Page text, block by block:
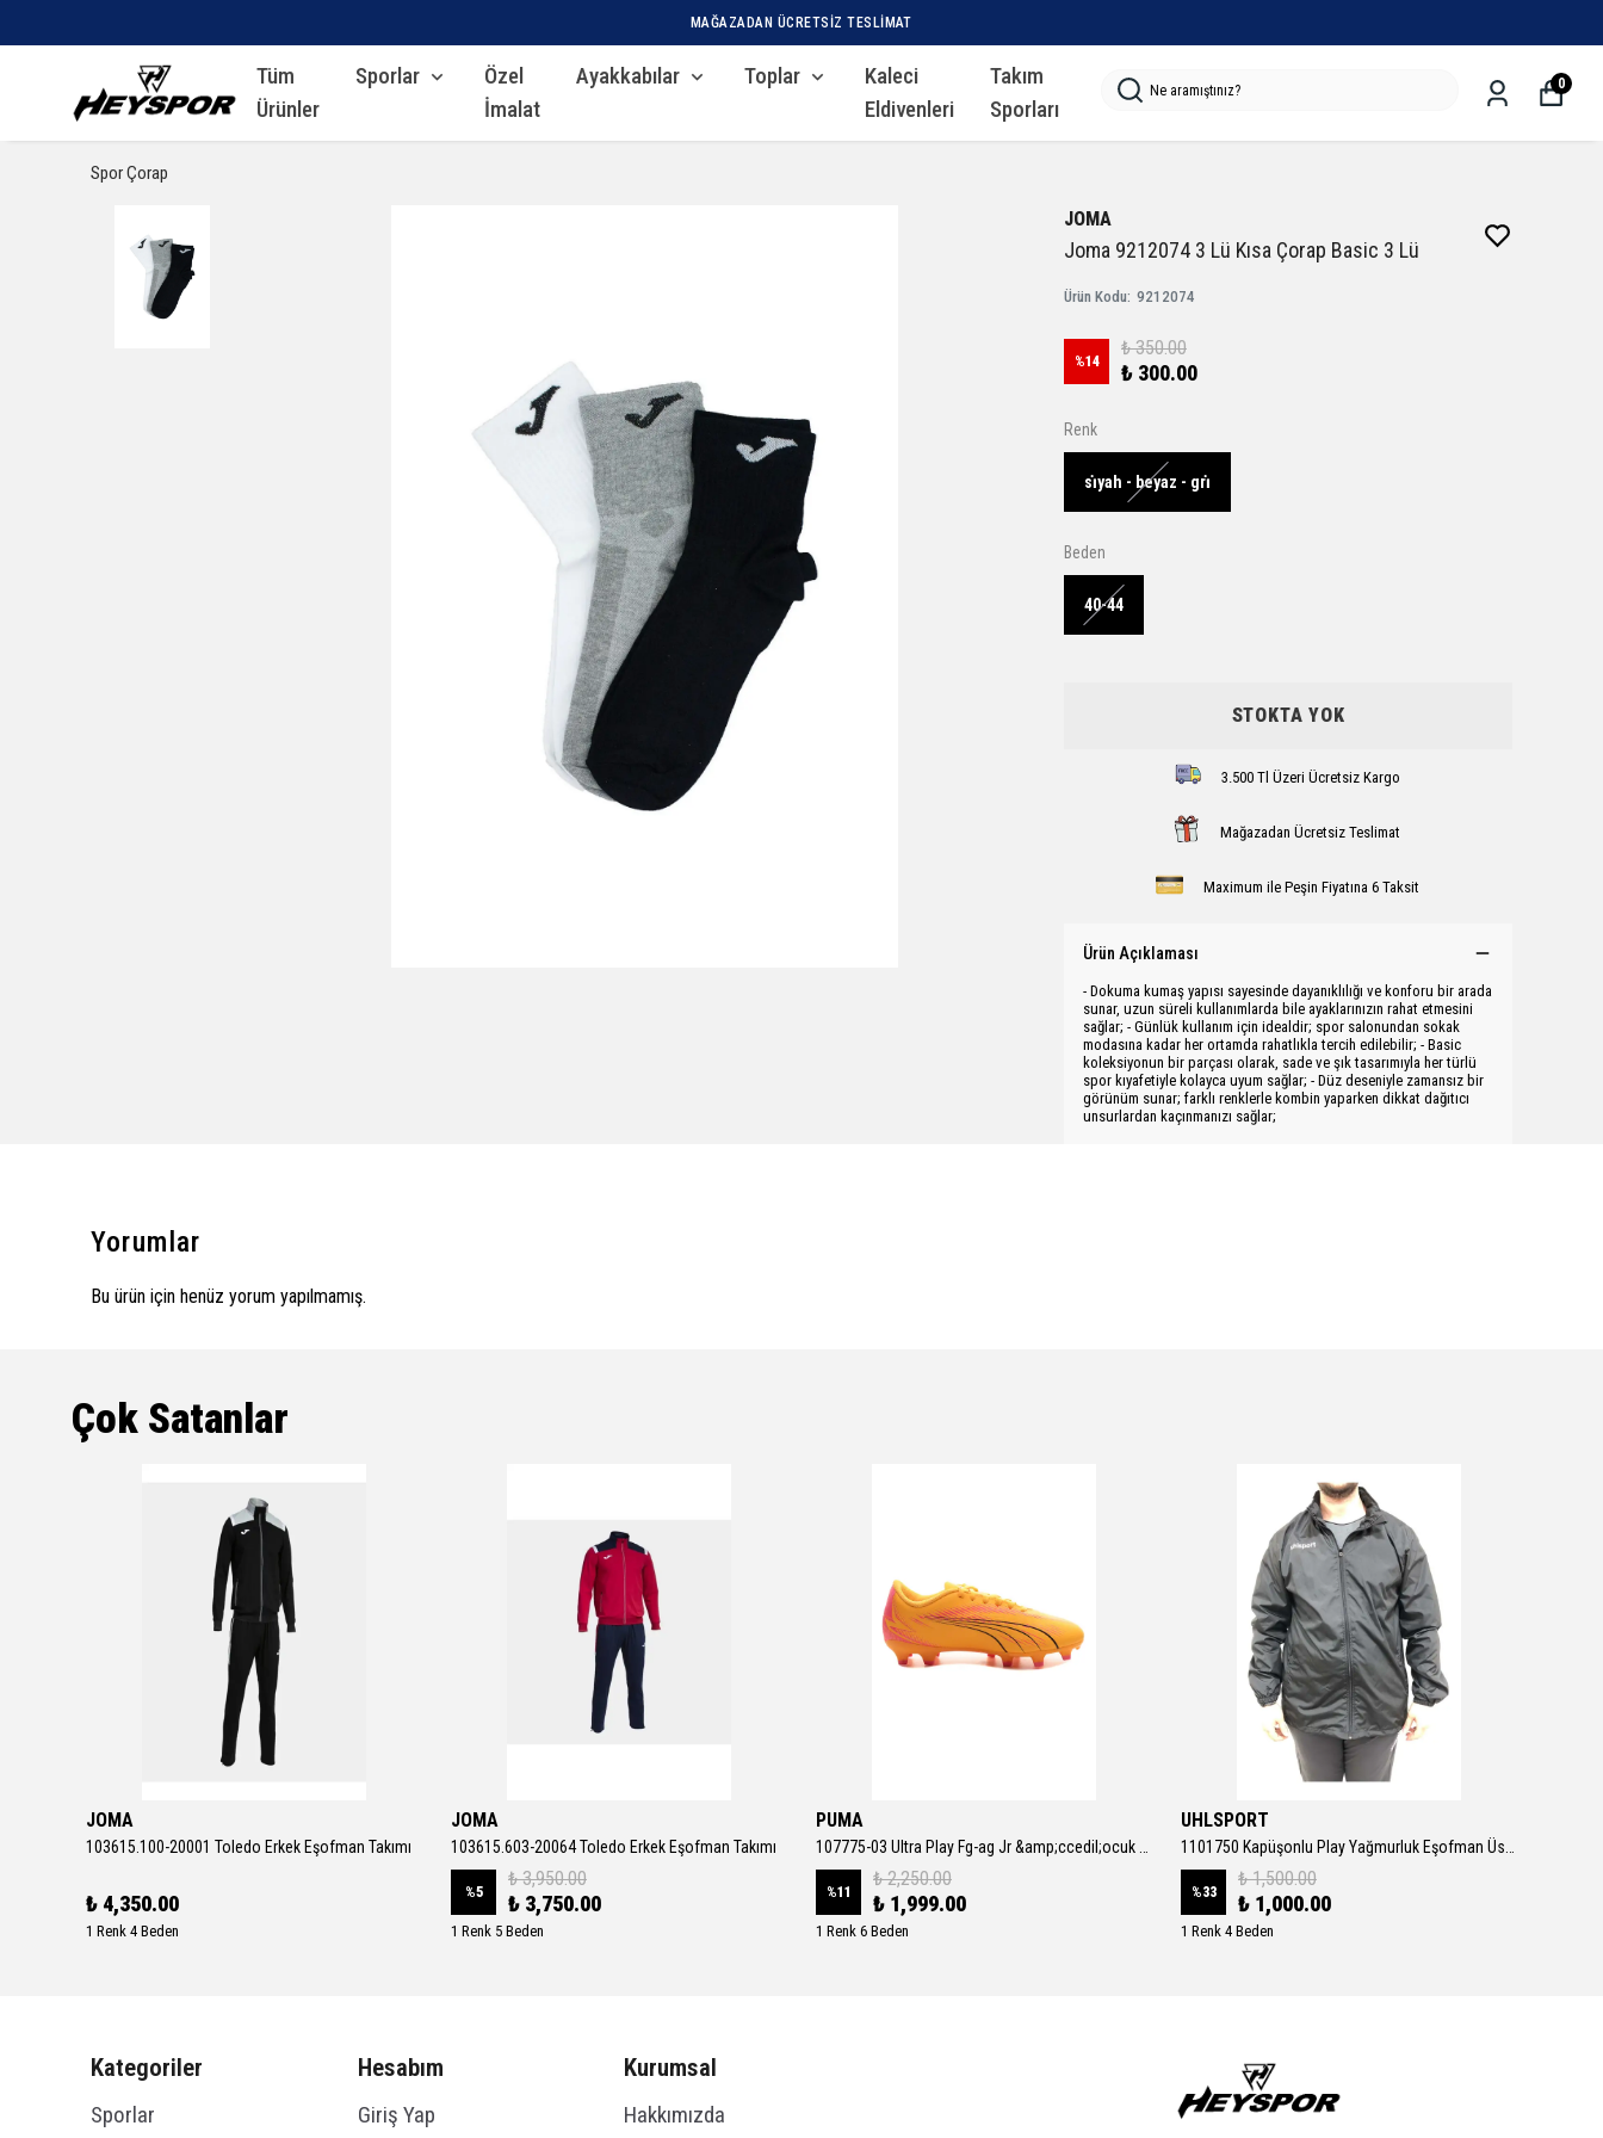
MAĞAZADAN ÜCRETSIZ TESLIMAT
Tüm
Ürünler
Sporlar
Özel
İmalat
Ayakkabılar Toplar
Kaleci
Eldivenleri
Takım
Sporları
0
Spor Çorap
JOMA
Joma 9212074 3 Lü Kısa Çorap Basic 3 Lü
Ürün Kodu: 9212074
%14
₺ 350.00
₺ 300.00
Renk
si̇yah - beyaz - gri̇
Beden
40-44
STOKTA YOK
3.500 Tl Üzeri Ücretsiz Kargo
Mağazadan Ücretsiz Teslimat
Maximum ile Peşin Fiyatına 6 Taksit
Ürün Açıklaması
- Dokuma kumaş yapısı sayesinde dayanıklılığı ve konforu bir arada
sunar, uzun süreli kullanımlarda bile ayaklarınızın rahat etmesini
sağlar; - Günlük kullanım için idealdir; spor salonundan sokak
modasına kadar her ortamda rahatlıkla tercih edilebilir; - Basic
koleksiyonun bir parçası olarak, sade ve şık tasarımıyla her türlü
spor kıyafetiyle kolayca uyum sağlar; - Düz deseniyle zamansız bir
görünüm sunar; farklı renklerle kombin yaparken dikkat dağıtıcı
unsurlardan kaçınmanızı sağlar;
Yorumlar
Bu ürün için henüz yorum yapılmamış.
Çok Satanlar
JOMA
103615.100-20001 Toledo Erkek Eşofman Takımı
₺ 4,350.00
1 Renk 4 Beden
JOMA
103615.603-20064 Toledo Erkek Eşofman Takımı
%5
₺ 3,950.00
₺ 3,750.00
1 Renk 5 Beden
PUMA
%11
₺ 2,250.00
₺ 1,999.00
1 Renk 6 Beden
UHLSPORT
%33
₺ 1,500.00
₺ 1,000.00
1 Renk 4 Beden
Kategoriler
Sporlar
Hesabım
Giriş Yap
Kurumsal
Hakkımızda